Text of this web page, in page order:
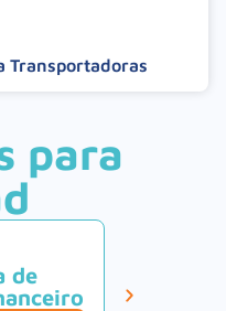
Transportadoras
para
de